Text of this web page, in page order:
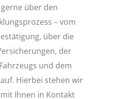
über den
– vom
über die
der
und dem
Hierbei stehen wir
Ihnen in Kontakt